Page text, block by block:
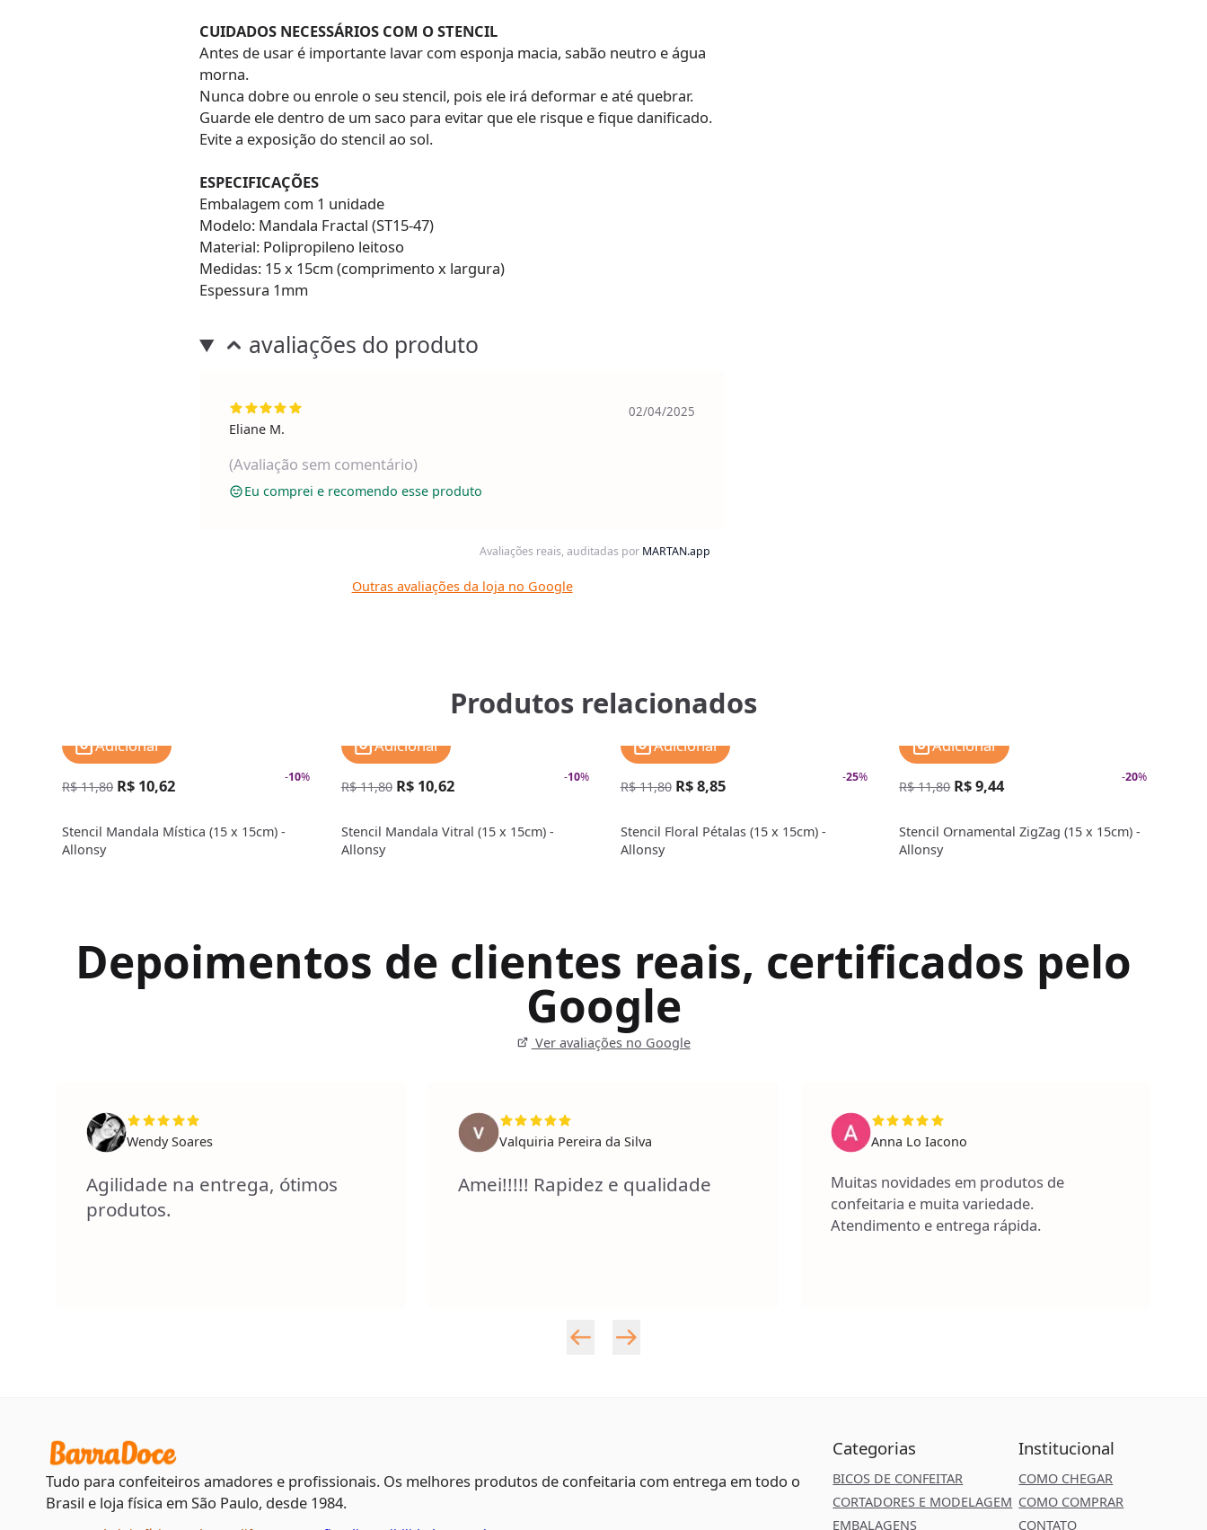
CUIDADOS NECESSÁRIOS COM O STENCIL
Antes de usar é importante lavar com esponja macia, sabão neutro e água
morna.
Nunca dobre ou enrole o seu stencil, pois ele irá deformar e até quebrar.
Guarde ele dentro de um saco para evitar que ele risque e fique danificado.
Evite a exposição do stencil ao sol.
ESPECIFICAÇÕES
Embalagem com 1 unidade
Modelo: Mandala Fractal (ST15-47)
Material: Polipropileno leitoso
Medidas: 15 x 15cm (comprimento x largura)
Espessura 1mm
avaliações do produto
Eliane M.
02/04/2025
(Avaliação sem comentário)
Eu comprei e recomendo esse produto
Avaliações reais, auditadas por MARTAN.app
Outras avaliações da loja no Google
Produtos relacionados
-10%
R$ 11,80 R$ 10,62
Stencil Mandala Mística (15 x 15cm) -
Allonsy
Adicionar
-10%
R$ 11,80 R$ 10,62
Stencil Mandala Vitral (15 x 15cm) -
Allonsy
Adicionar
-25%
R$ 11,80 R$ 8,85
Stencil Floral Pétalas (15 x 15cm) -
Allonsy
Adicionar
-20%
R$ 11,80 R$ 9,44
Stencil Ornamental ZigZag (15 x 15cm) -
Allonsy
Adicionar
Depoimentos de clientes reais, certificados pelo
Google
Ver avaliações no Google
Wendy Soares
Agilidade na entrega, ótimos
produtos.
Valquiria Pereira da Silva
Amei!!!!! Rapidez e qualidade
Anna Lo Iacono
Muitas novidades em produtos de
confeitaria e muita variedade.
Atendimento e entrega rápida.
Tudo para confeiteiros amadores e profissionais. Os melhores produtos de confeitaria com entrega em todo o
Brasil e loja física em São Paulo, desde 1984.
Categorias
BICOS DE CONFEITAR
CORTADORES E MODELAGEM
EMBALAGENS
Institucional
COMO CHEGAR
COMO COMPRAR
CONTATO